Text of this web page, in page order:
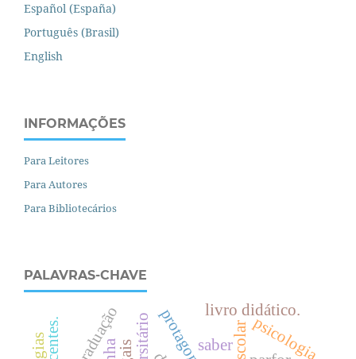
Español (España)
Português (Brasil)
English
INFORMAÇÕES
Para Leitores
Para Autores
Para Bibliotecários
PALAVRAS-CHAVE
saber
livro didático.
psicologia